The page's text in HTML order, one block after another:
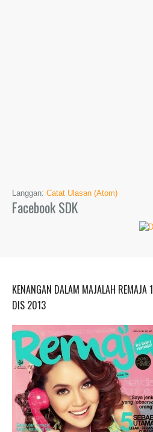
Langgan: Catat Ulasan (Atom)
Facebook SDK
KENANGAN DALAM MAJALAH REMAJA 1
DIS 2013